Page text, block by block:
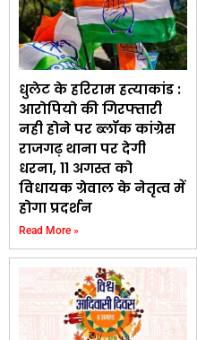
धुलेट के हरिराम हत्याकांड :
आरोपियो की गिरफ्तारी
नही होने पर ब्लॉक कांग्रेस
राजगढ़ थाना पर देगी
धरना, 11 अगस्त को
विधायक ग्रेवाल के नेतृत्व में
होगा प्रदर्शन
Read More »